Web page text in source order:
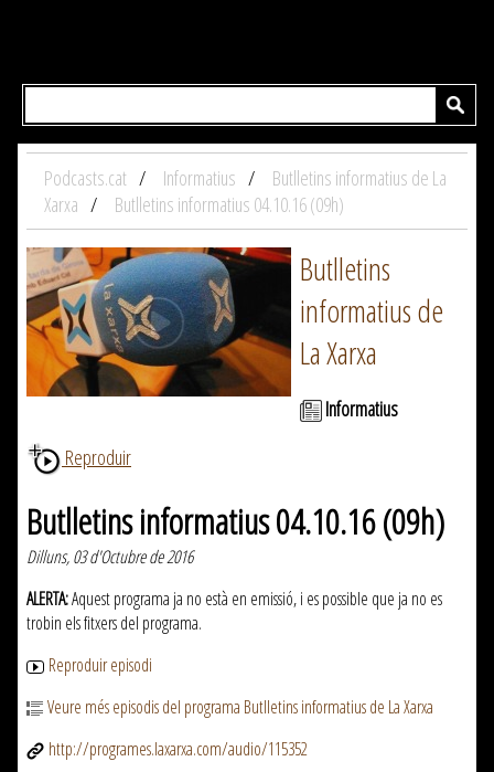
Podcasts.cat Informatius
Butlletins informatius de La
Xarxa
Butlletins informatius 04.10.16 (09h)
Butlletins
informatius de
La Xarxa
Informatius
Reproduir
Butlletins informatius 04.10.16 (09h)
Dilluns, 03 d'Octubre de 2016
ALERTA:Aquest programa ja no està en emissió, i es possible que ja no es
trobin els fitxers del programa.
Reproduir episodi
Veure més episodis del programa Butlletins informatius de La Xarxa
http://programes.laxarxa.com/audio/115352